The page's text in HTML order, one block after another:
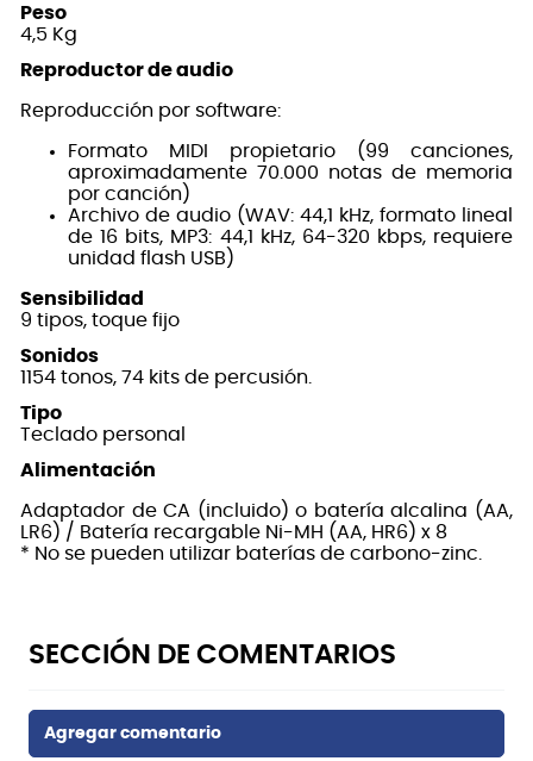
Peso
4,5 Kg
Reproductor de audio
Reproducción por software:
Formato MIDI propietario (99 canciones,
aproximadamente 70.000 notas de memoria
por canción)
Archivo de audio (WAV: 44,1 kHz, formato lineal
de 16 bits, MP3: 44,1 kHz, 64-320 kbps, requiere
unidad flash USB)
Sensibilidad
9 tipos, toque fijo
Sonidos
1154 tonos, 74 kits de percusión.
Tipo
Teclado personal
Alimentación
Adaptador de CA (incluido) o batería alcalina (AA,
LR6) / Batería recargable Ni-MH (AA, HR6) x 8
* No se pueden utilizar baterías de carbono-zinc.